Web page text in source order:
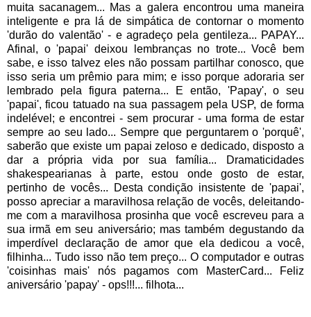
muita sacanagem... Mas a galera encontrou uma maneira
inteligente e pra lá de simpática de contornar o momento
'durão do valentão' - e agradeço pela gentileza... PAPAY...
Afinal, o 'papai' deixou lembranças no trote... Você bem
sabe, e isso talvez eles não possam partilhar conosco, que
isso seria um prêmio para mim; e isso porque adoraria ser
lembrado pela figura paterna... E então, 'Papay', o seu
'papai', ficou tatuado na sua passagem pela USP, de forma
indelével; e encontrei - sem procurar - uma forma de estar
sempre ao seu lado... Sempre que perguntarem o 'porquê',
saberão que existe um papai zeloso e dedicado, disposto a
dar a própria vida por sua família... Dramaticidades
shakespearianas à parte, estou onde gosto de estar,
pertinho de vocês... Desta condição insistente de 'papai',
posso apreciar a maravilhosa relação de vocês, deleitando-
me com a maravilhosa prosinha que você escreveu para a
sua irmã em seu aniversário; mas também degustando da
imperdível declaração de amor que ela dedicou a você,
filhinha... Tudo isso não tem preço... O computador e outras
'coisinhas mais' nós pagamos com MasterCard... Feliz
aniversário 'papay' - ops!!!... filhota...